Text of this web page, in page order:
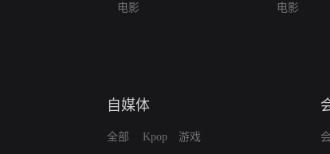
电影
电影
自媒体
全部 Kpop 游戏